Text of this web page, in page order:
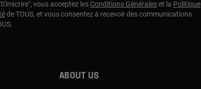
vous acceptez les Conditions Généraleset la Politique
de TOUS, et vous consentez à recevoir des communications
About us